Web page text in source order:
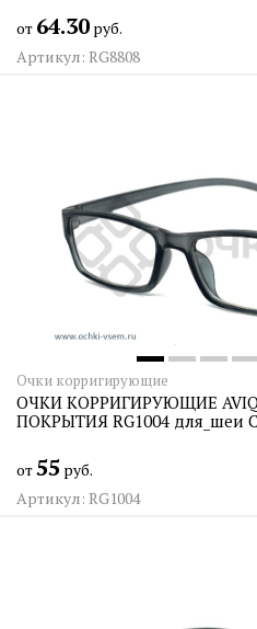
от 64.30 руб.
Артикул: RG8808
Очки корригирующие
ОЧКИ КОРРИГИРУЮЩИЕ
ПОКРЫТИЯ RG1004 для_шеи
от55 руб.
Артикул: RG1004